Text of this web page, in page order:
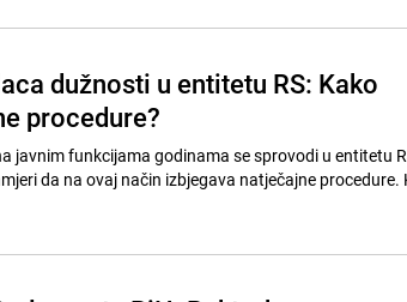
dužnosti u entitetu RS: Kako
procedure?
javnim funkcijama godinama se sprovodi u entitetu
da na ovaj način izbjegava natječajne procedure.